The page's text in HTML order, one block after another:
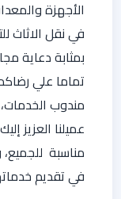
الأجهزة
في نقل الاثاث
بمثابة دعاية
تماما علي
مندوب
عميلنا العزيز
مناسبة
في تقديم